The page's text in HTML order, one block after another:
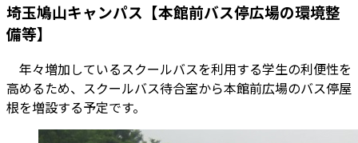
埼玉鳩山キャンパス【本館前バス停広場の環境整
備等】
年々増加しているスクールバスを利用する学生の利便性を
高めるため、スクールバス待合室から本館前広場のバス停屋
根を増設する予定です。